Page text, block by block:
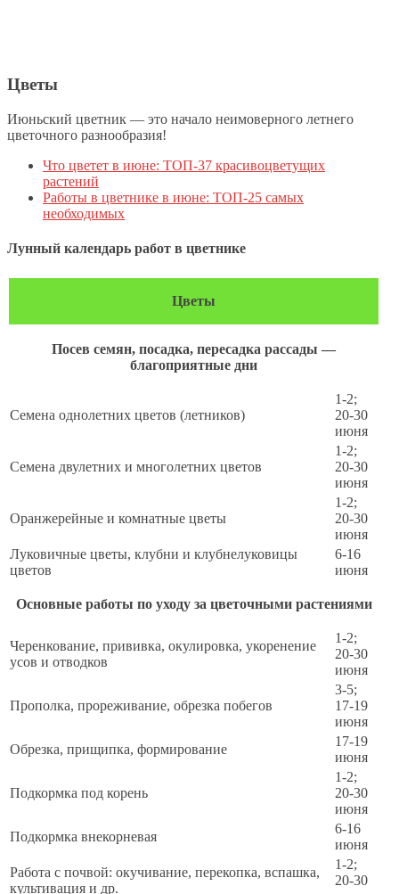
Цветы
Июньский цветник — это начало неимоверного летнего
цветочного разнообразия!
Что цветет в июне: ТОП-37 красивоцветущих
растений
Работы в цветнике в июне: ТОП-25 самых
необходимых
Лунный календарь работ в цветнике
Цветы
Посев семян, посадка, пересадка рассады —
благоприятные дни
Семена однолетних цветов (летников)
1-2;
20-30
июня
Семена двулетних и многолетних цветов
1-2;
20-30
июня
Оранжерейные и комнатные цветы
1-2;
20-30
июня
Луковичные цветы, клубни и клубнелуковицы
цветов
6-16
июня
Основные работы по уходу за цветочными растениями
Черенкование, прививка, окулировка, укоренение
усов и отводков
1-2;
20-30
июня
Прополка, прореживание, обрезка побегов
3-5;
17-19
июня
Обрезка, прищипка, формирование
17-19
июня
Подкормка под корень
1-2;
20-30
июня
Подкормка внекорневая
6-16
июня
Работа с почвой: окучивание, перекопка, вспашка,
культивация и др.
1-2;
20-30